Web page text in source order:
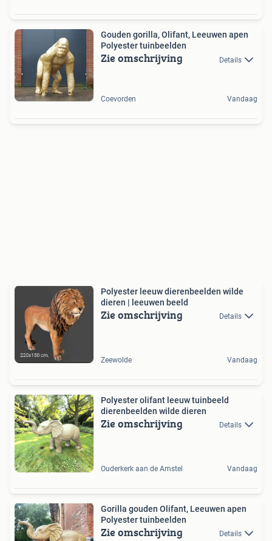
Gouden gorilla, Olifant, Leeuwen apen
Polyester tuinbeelden
Zie omschrijving Details
Coevorden Vandaag
Polyester leeuw dierenbeelden wilde
dieren | leeuwen beeld
Zie omschrijving Details
Zeewolde Vandaag
Polyester olifant leeuw tuinbeeld
dierenbeelden wilde dieren
Zie omschrijving Details
Ouderkerk aan de Amstel Vandaag
Gorilla gouden Olifant, Leeuwen apen
Polyester tuinbeelden
Zie omschrijving Details